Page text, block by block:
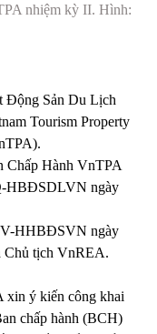
nhiệm kỳ II. Hình:
Động Sản Du Lịch
Tourism Property
Chấp Hành VnTPA
HBĐSDLVN ngày
HHBĐSVN ngày
Chủ tịch VnREA.
xin ý kiến công khai
chấp hành (BCH)